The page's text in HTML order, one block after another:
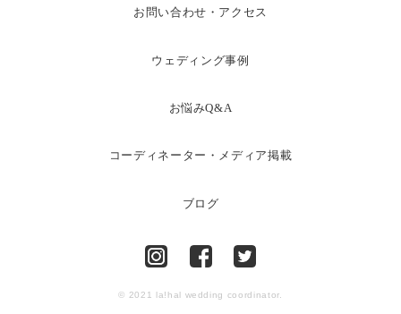
お問い合わせ・アクセス
ウェディング事例
お悩みQ&A
コーディネーター・メディア掲載
ブログ
© 2021 la!hal wedding coordinator.